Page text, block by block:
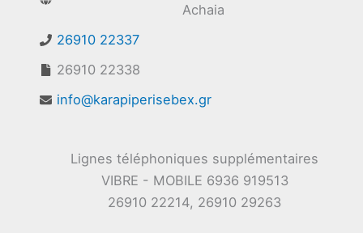
Achaia
26910 22337
26910 22338
info@karapiperisebex.gr
Lignes téléphoniques supplémentaires
VIBRE - MOBILE 6936 919513
26910 22214, 26910 29263